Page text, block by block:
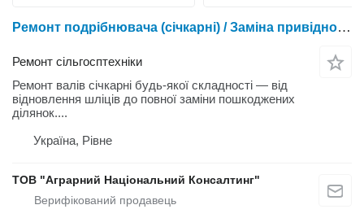
Ремонт подрібнювача (січкарні) / Заміна привідного вала січкарні / Реставрація ротора
Ремонт сільгосптехніки
Ремонт валів січкарні будь-якої складності — від
відновлення шліців до повної заміни пошкоджених
ділянок....
Україна, Рівне
ТОВ "Аграрний Національний Консалтинг"